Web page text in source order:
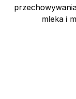
mleka i